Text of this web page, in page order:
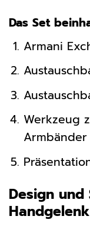
Das Set
Armani
Werkzeug
Armbänder
Design und
Handgelenk